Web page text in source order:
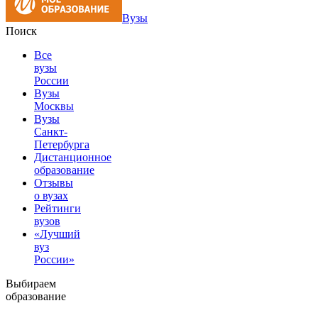
Вузы
Поиск
Все
вузы
России
Вузы
Москвы
Вузы
Санкт-
Петербурга
Дистанционное
образование
Отзывы
о вузах
Рейтинги
вузов
«Лучший
вуз
России»
Выбираем
образование